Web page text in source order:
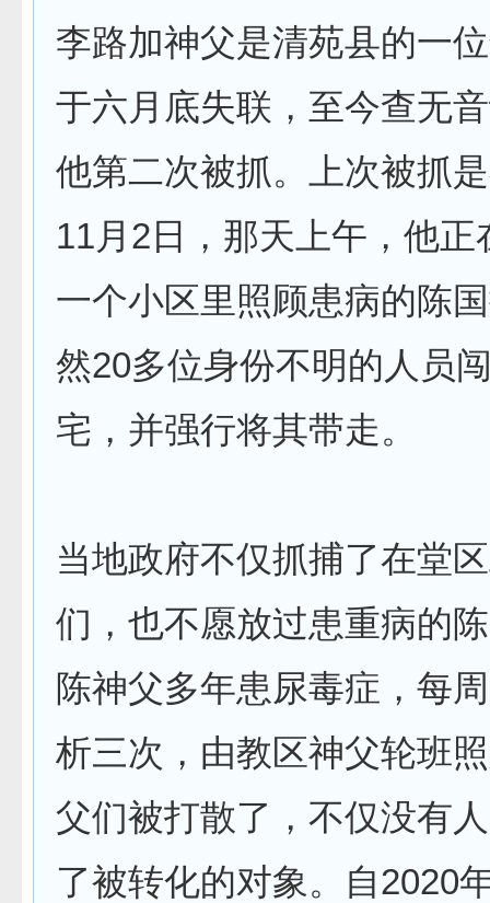
李路加神父是清苑县的一
于六月底失联，至今查无
他第二次被抓。上次被抓
11月2日，那天上午，他正
一个小区里照顾患病的陈
然20多位身份不明的人员
宅，并强行将其带走。
当地政府不仅抓捕了在堂
们，也不愿放过患重病的
陈神父多年患尿毒症，每
析三次，由教区神父轮班
父们被打散了，不仅没有
了被转化的对象。自2020